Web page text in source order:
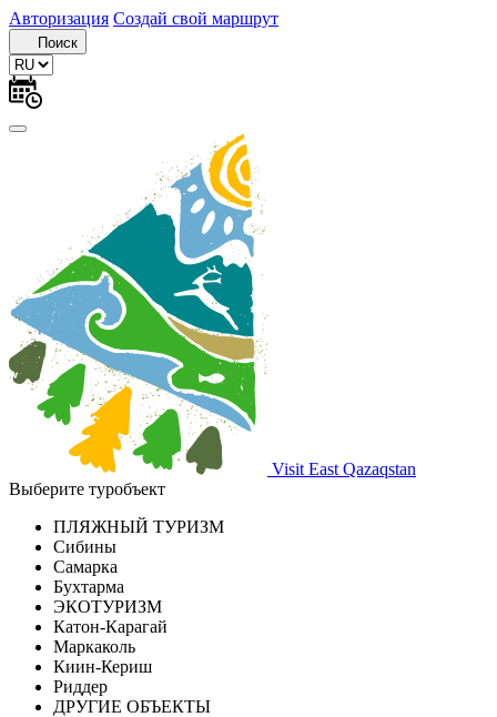
Авторизация Создай свой маршрут
Поиск
Visit East Qazaqstan
Выберите туробъект
ПЛЯЖНЫЙ ТУРИЗМ
Сибины
Самарка
Бухтарма
ЭКОТУРИЗМ
Катон-Карагай
Маркаколь
Киин-Кериш
Риддер
ДРУГИЕ ОБЪЕКТЫ